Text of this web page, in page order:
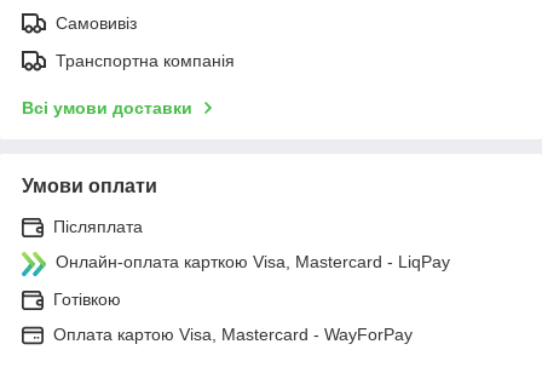
Самовивіз
Транспортна компанія
Всі умови доставки
Умови оплати
Післяплата
Онлайн-оплата карткою Visa, Mastercard - LiqPay
Готівкою
Оплата картою Visa, Mastercard - WayForPay